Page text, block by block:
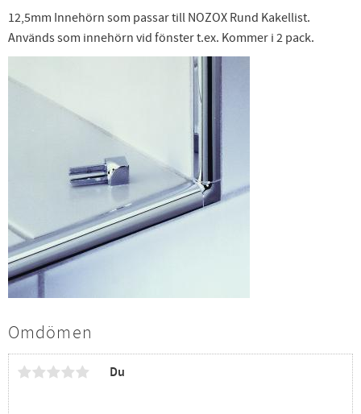
12,5mm Innehörn som passar till NOZOX Rund Kakellist.
Används som innehörn vid fönster t.ex. Kommer i 2 pack.
Omdömen
Du